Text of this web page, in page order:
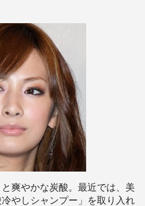
爽やかな炭酸。最近では、美
やしシャンプー」を取り入れ